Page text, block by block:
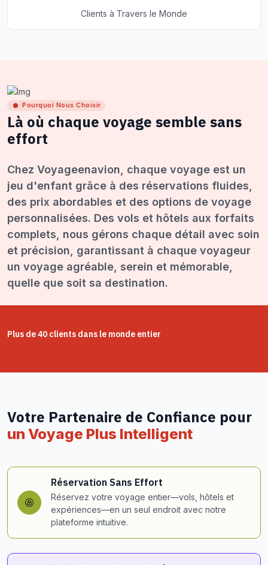
Clients à Travers le Monde
Pourquoi Nous Choisir
Là où chaque voyage semble sans
effort
Chez Voyageenavion, chaque voyage est un
jeu d'enfant grâce à des réservations fluides,
des prix abordables et des options de voyage
personnalisées. Des vols et hôtels aux forfaits
complets, nous gérons chaque détail avec soin
et précision, garantissant à chaque voyageur
un voyage agréable, serein et mémorable,
quelle que soit sa destination.
Plus de 40 clients dans le monde entier
Votre Partenaire de Confiance pour
un Voyage Plus Intelligent
Réservation Sans Effort
Réservez votre voyage entier—vols, hôtels et
expériences—en un seul endroit avec notre
plateforme intuitive.